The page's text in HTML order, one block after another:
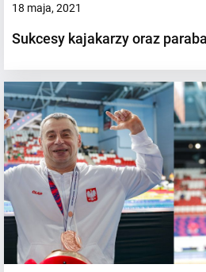
18 maja, 2021
Sukcesy kajakarzy oraz